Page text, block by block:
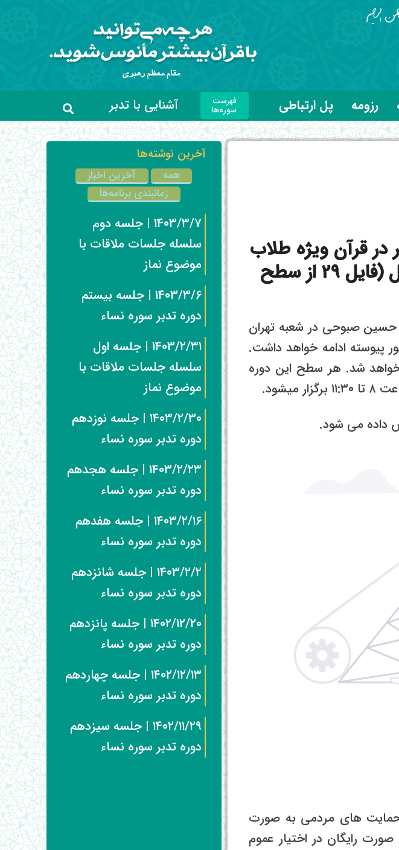
رزومه پل ارتباطی فهرست
سوره‌ها آشنایی با تدبر
در قرآن ویژه طلاب
– سوره زلزال (فایل 29 از سطح
از شهریور ۱۴۰۰ با تدریس استاد حسین صبوحی در شعبه تهران
پیوسته ادامه خواهد داشت.
شد. هر سطح این دوره
داده می شود.
های مردمی به صورت
رایگان در اختیار عموم
آخرین نوشته‌ها
همه
آخرین اخبار
زمانبندی برنامه‌ها
۱۴۰۳/۳/۷ | جلسه دوم
سلسله جلسات ملاقات با
موضوع نماز
۱۴۰۳/۳/۶ | جلسه بیستم
دوره تدبر سوره نساء
۱۴۰۳/۲/۳۱ | جلسه اول
سلسله جلسات ملاقات با
موضوع نماز
۱۴۰۳/۲/۳۰ | جلسه نوزدهم
دوره تدبر سوره نساء
۱۴۰۳/۲/۲۳ | جلسه هجدهم
دوره تدبر سوره نساء
۱۴۰۳/۲/۱۶ | جلسه هفدهم
دوره تدبر سوره نساء
۱۴۰۳/۲/۲ | جلسه شانزدهم
دوره تدبر سوره نساء
۱۴۰۲/۱۲/۲۰ | جلسه پانزدهم
دوره تدبر سوره نساء
۱۴۰۲/۱۲/۱۳ | جلسه چهاردهم
دوره تدبر سوره نساء
۱۴۰۲/۱۱/۲۹ | جلسه سیزدهم
دوره تدبر سوره نساء